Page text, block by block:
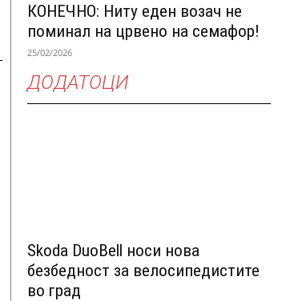
КОНЕЧНО: Ниту еден возач не
поминал на црвено на семафор!
25/02/2026
ДОДАТОЦИ
Skoda DuoBell носи нова
безбедност за велосипедистите
во град